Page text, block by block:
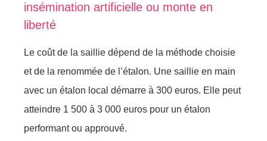
insémination artificielle ou monte en
liberté
Le coût de la saillie dépend de la méthode choisie
et de la renommée de l’étalon. Une saillie en main
avec un étalon local démarre à 300 euros. Elle peut
atteindre 1 500 à 3 000 euros pour un étalon
performant ou approuvé.